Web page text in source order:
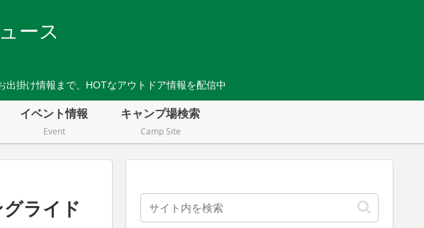
ース
掛け情報まで、HOTなアウトドア情報を配信中
イベント情報
Event
キャンプ場検索
Camp Site
ライド